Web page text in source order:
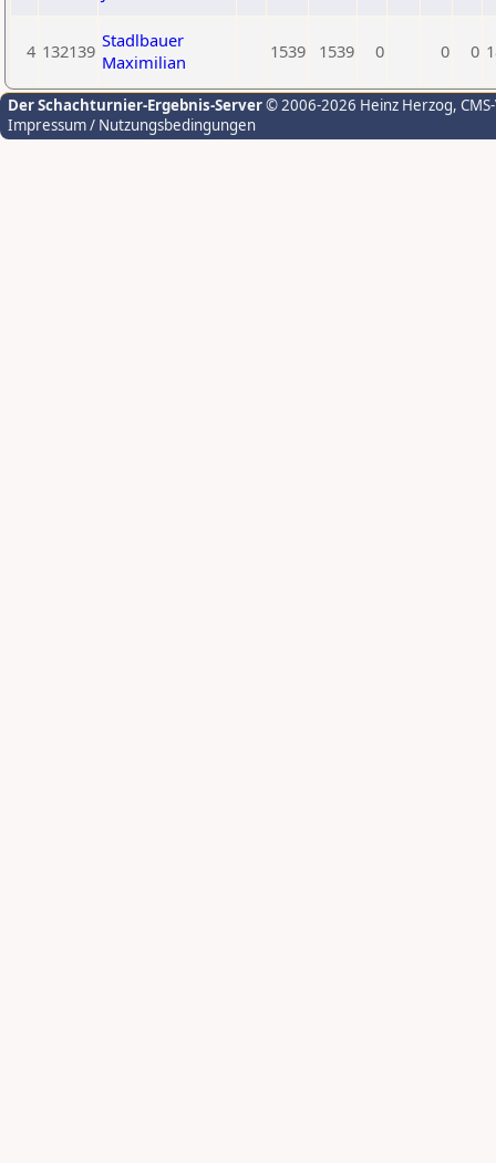
4 132139 Stadlbauer
Maximilian
1539 1539 0 0 0
Der Schachturnier-Ergebnis-Server© 2006-2026 Heinz Herzog,
Impressum / Nutzungsbedingungen